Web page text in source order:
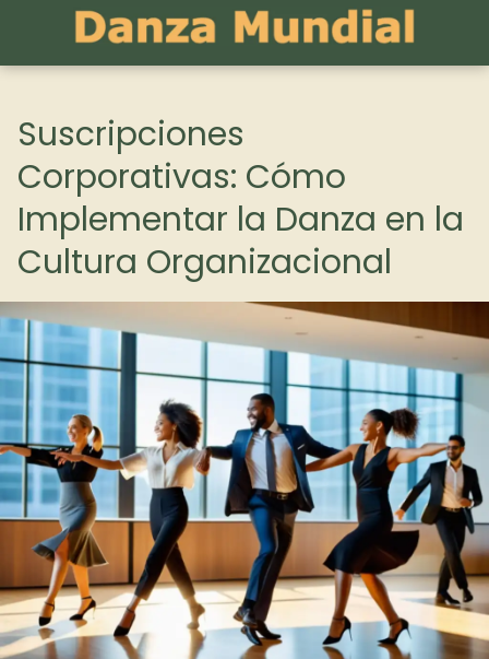
Suscripciones
Corporativas: Cómo
Implementar la Danza en la
Cultura Organizacional